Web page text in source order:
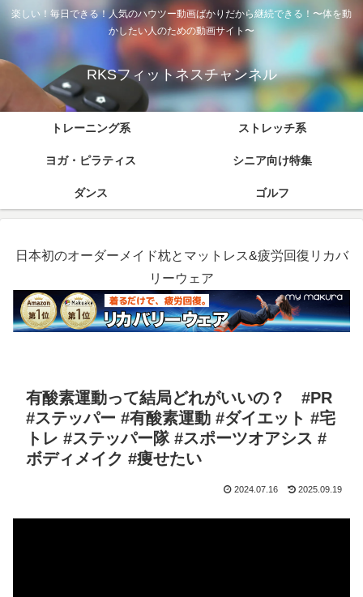
楽しい！毎日できる！人気のハウツー動画ばかりだから継続できる！〜体を動
かしたい人のための動画サイト〜
RKSフィットネスチャンネル
トレーニング系 ストレッチ系
ヨガ・ピラティス シニア向け特集
ダンス ゴルフ
日本初のオーダーメイド枕とマットレス&疲労回復リカバ
リーウェア
有酸素運動って結局どれがいいの？ #PR
#ステッパー #有酸素運動 #ダイエット #宅
トレ #ステッパー隊 #スポーツオアシス #
ボディメイク #痩せたい
2024.07.16 2025.09.19